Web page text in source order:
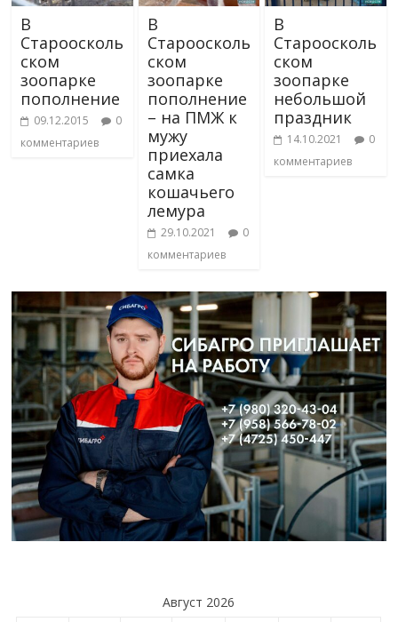
В
Староосколь
ском
зоопарке
пополнение
09.12.2015
0
комментариев
В
Староосколь
ском
зоопарке
пополнение
– на ПМЖ к
мужу
приехала
самка
кошачьего
лемура
29.10.2021
0
комментариев
В
Староосколь
ском
зоопарке
небольшой
праздник
14.10.2021
0
комментариев
Август 2026